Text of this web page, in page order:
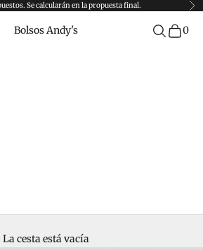
Se calcularán en la propuesta final.
Bolsos Andy's Buscar0
La cesta está vacía